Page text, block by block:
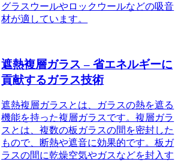
グラスウールやロックウールなどの吸音
材が適しています。
遮熱複層ガラス – 省エネルギーに
貢献するガラス技術
遮熱複層ガラスとは、ガラスの熱を遮る
機能を持った複層ガラスです。複層ガラ
スとは、複数の板ガラスの間を密封した
もので、断熱や遮音に効果的です。板ガ
ラスの間に乾燥空気やガスなどを封入す